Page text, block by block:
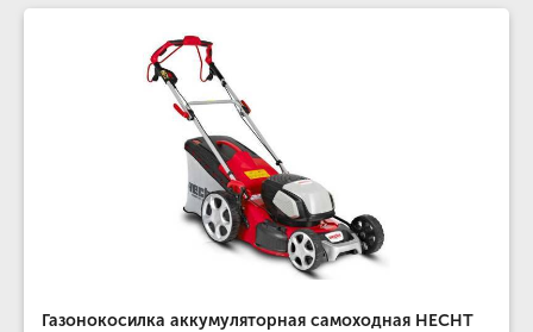
Газонокосилка аккумуляторная самоходная HECHT